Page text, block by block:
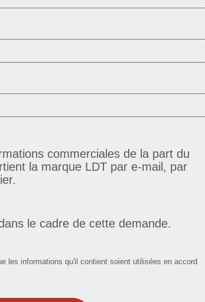
commerciales de la part du
la marque LDT par e-mail, par
le cadre de cette demande.
les informations qu'il contient soient utilisées en accord